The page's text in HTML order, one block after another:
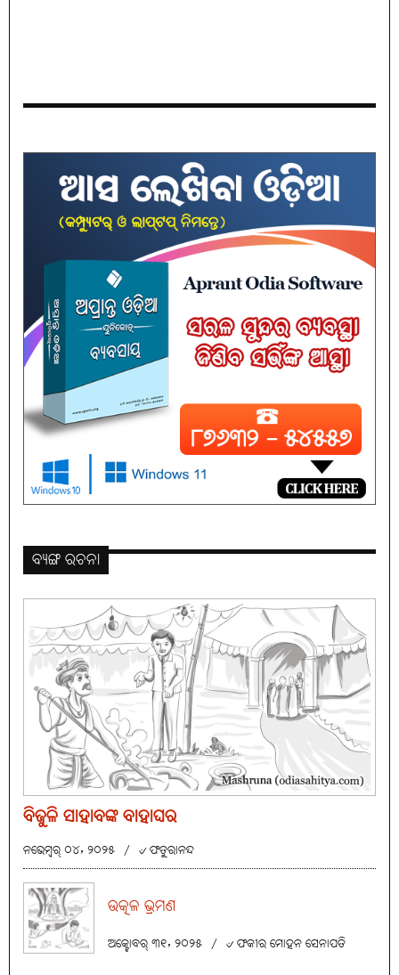
ବ୍ୟଙ୍ଗ ରଚନା
ବିଜୁଳି ସାହାବଙ୍କ ବାହାଘର
ନଭେମ୍ବର୍ ୦୪, ୨୦୨୫ / ୰ ଫତୁରାନନ୍ଦ
ଉତ୍କଳ ଭ୍ରମଣ
ଅକ୍ଟୋବର୍ ୩୧, ୨୦୨୫ / ୰ ଫକୀର ମୋହନ ସେନାପତି